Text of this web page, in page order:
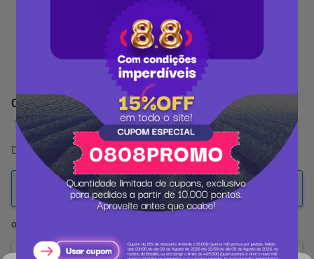
Cápsulas Três Corações Leite Latte
0 Avaliação
De 1.594 pontospor -15%
1.359 pontos
ou resgate por
1.224 pontos + R$ 6,21